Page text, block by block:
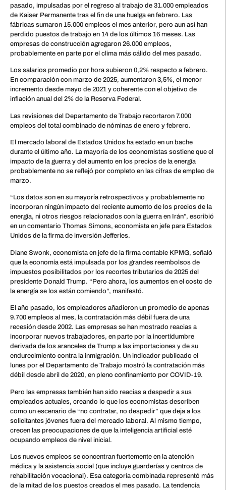
pasado, impulsadas por el regreso al trabajo de 31.000 empleados
de Kaiser Permanente tras el fin de una huelga en febrero. Las
fábricas sumaron 15.000 empleos el mes anterior, pero aun así han
perdido puestos de trabajo en 14 de los últimos 16 meses. Las
empresas de construcción agregaron 26.000 empleos,
probablemente en parte por el clima más cálido del mes pasado.
Los salarios promedio por hora subieron 0,2% respecto a febrero.
En comparación con marzo de 2025, aumentaron 3,5%, el menor
incremento desde mayo de 2021 y coherente con el objetivo de
inflación anual del 2% de la Reserva Federal.
Las revisiones del Departamento de Trabajo recortaron 7.000
empleos del total combinado de nóminas de enero y febrero.
El mercado laboral de Estados Unidos ha estado en un bache
durante el último año. La mayoría de los economistas sostiene que el
impacto de la guerra y del aumento en los precios de la energía
probablemente no se reflejó por completo en las cifras de empleo de
marzo.
“Los datos son en su mayoría retrospectivos y probablemente no
incorporan ningún impacto del reciente aumento de los precios de la
energía, ni otros riesgos relacionados con la guerra en Irán”, escribió
en un comentario Thomas Simons, economista en jefe para Estados
Unidos de la firma de inversión Jefferies.
Diane Swonk, economista en jefe de la firma contable KPMG, señaló
que la economía está impulsada por los grandes reembolsos de
impuestos posibilitados por los recortes tributarios de 2025 del
presidente Donald Trump. “Pero ahora, los aumentos en el costo de
la energía se los están comiendo”, manifestó.
El año pasado, los empleadores añadieron un promedio de apenas
9.700 empleos al mes, la contratación más débil fuera de una
recesión desde 2002. Las empresas se han mostrado reacias a
incorporar nuevos trabajadores, en parte por la incertidumbre
derivada de los aranceles de Trump a las importaciones y de su
endurecimiento contra la inmigración. Un indicador publicado el
lunes por el Departamento de Trabajo mostró la contratación más
débil desde abril de 2020, en pleno confinamiento por COVID-19.
Pero las empresas también han sido reacias a despedir a sus
empleados actuales, creando lo que los economistas describen
como un escenario de “no contratar, no despedir” que deja a los
solicitantes jóvenes fuera del mercado laboral. Al mismo tiempo,
crecen las preocupaciones de que la inteligencia artificial esté
ocupando empleos de nivel inicial.
Los nuevos empleos se concentran fuertemente en la atención
médica y la asistencia social (que incluye guarderías y centros de
rehabilitación vocacional). Esa categoría combinada representó más
de la mitad de los puestos creados el mes pasado. La tendencia